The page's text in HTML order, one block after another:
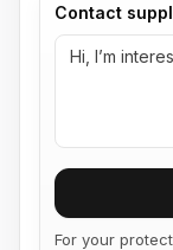
Contact
For your